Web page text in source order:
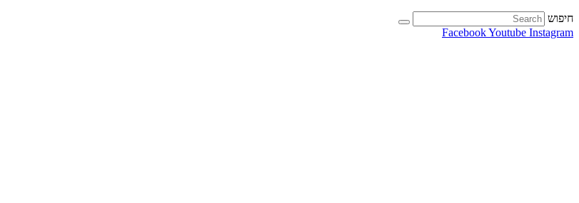
חיפוש
FacebookYoutube Instagram